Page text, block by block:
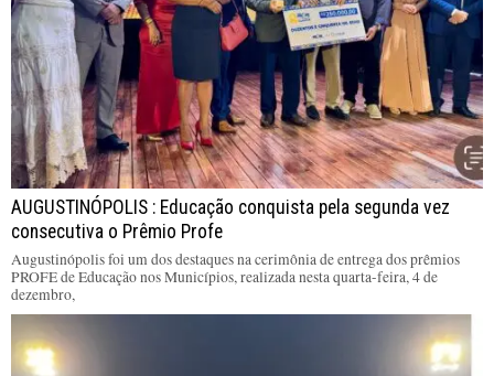
AUGUSTINÓPOLIS : Educação conquista pela segunda vez
consecutiva o Prêmio Profe
Augustinópolis foi um dos destaques na cerimônia de entrega dos prêmios
PROFE de Educação nos Municípios, realizada nesta quarta-feira, 4 de
dezembro,